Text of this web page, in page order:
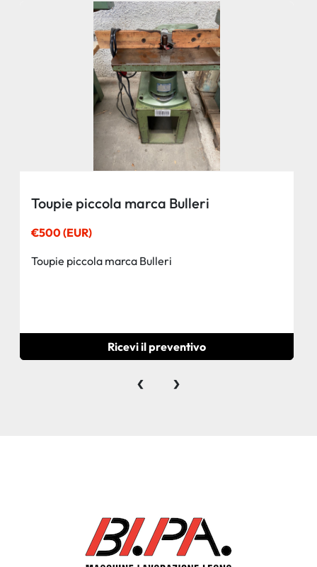
Toupie piccola marca Bulleri
€500 (EUR)
Toupie piccola marca Bulleri
Ricevi il preventivo
‹ ›